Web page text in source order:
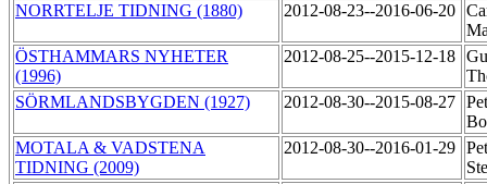
NORRTELJE TIDNING (1880)
2012-08-23--2016-06-20
ÖSTHAMMARS NYHETER
(1996)
2012-08-25--2015-12-18
SÖRMLANDSBYGDEN (1927)
2012-08-30--2015-08-27
MOTALA & VADSTENA
TIDNING (2009)
2012-08-30--2016-01-29